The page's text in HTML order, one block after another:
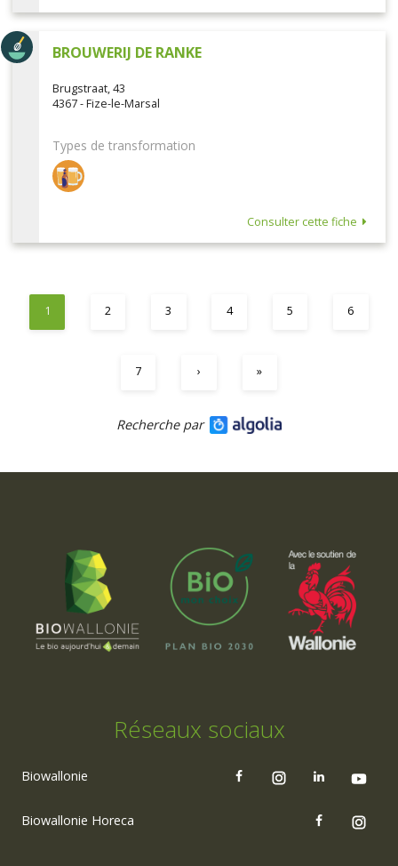
BROUWERIJ DE RANKE
Brugstraat, 43
4367 - Fize-le-Marsal
Types de transformation
Consulter cette fiche
1 2 3 4 5 6
7 › »
Recherche par
Réseaux sociaux
Biowallonie
Biowallonie Horeca